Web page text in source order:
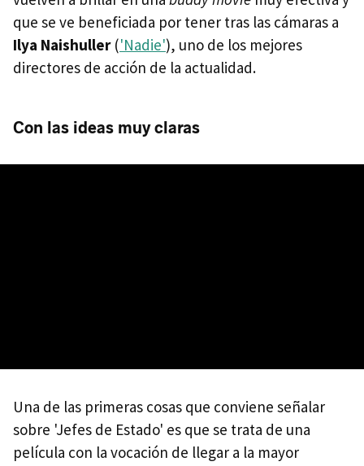
que se ve beneficiada por tener tras las cámaras a
Ilya Naishuller('Nadie'), uno de los mejores
directores de acción de la actualidad.
Con las ideas muy claras
Una de las primeras cosas que conviene señalar
sobre 'Jefes de Estado' es que se trata de una
película con la vocación de llegar a la mayor